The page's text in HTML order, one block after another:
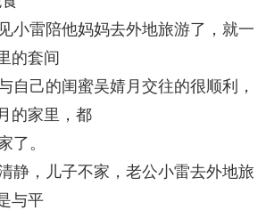
小雷陪他妈妈去外地旅游了，就一
的套间
己的闺蜜吴婧月交往的很顺利，
的家里，都
了。
静，儿子不家，老公小雷去外地旅
与平